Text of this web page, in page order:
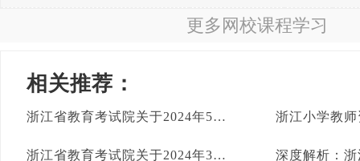
更多网校课程学习
相关推荐：
浙江省教育考试院关于2024年5月中小学教师资格考试面试成绩复核的通告
浙江省教育考试院关于2024年3月中小学教师资格考试笔试成绩复核的通告